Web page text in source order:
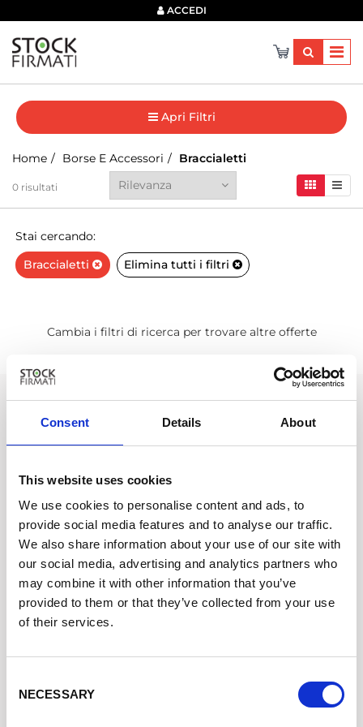
Consent Details About
This website uses cookies
We use cookies to personalise content and ads, to
provide social media features and to analyse our traffic.
We also share information about your use of our site with
our social media, advertising and analytics partners who
may combine it with other information that you’ve
provided to them or that they’ve collected from your use
of their services.
Selection
NECESSARY
ACCEDI
Apri Filtri
Home Borse E Accessori Braccialetti
0 risultati
Stai cercando:
Braccialetti
Elimina tutti i filtri
Cambia i filtri di ricerca per trovare altre offerte
STOCKFIRMATI
Assistenza +39 340 6062115
SHOPPING ONLINE FACILE
Dropshipping
Spedizione in 24 Ore
Condizioni di Vendita